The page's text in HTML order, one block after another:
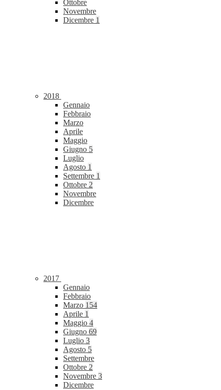
Ottobre
Novembre
Dicembre 1
2018
Gennaio
Febbraio
Marzo
Aprile
Maggio
Giugno 5
Luglio
Agosto 1
Settembre 1
Ottobre 2
Novembre
Dicembre
2017
Gennaio
Febbraio
Marzo 154
Aprile 1
Maggio 4
Giugno 69
Luglio 3
Agosto 5
Settembre
Ottobre 2
Novembre 3
Dicembre